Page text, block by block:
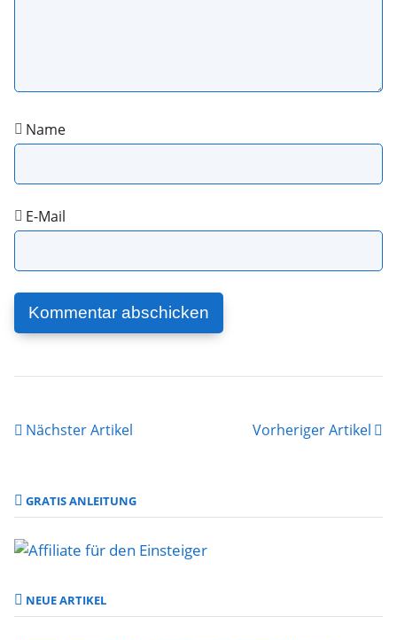
Name
E-Mail
Nächster Artikel Vorheriger Artikel
GRATIS ANLEITUNG
NEUE ARTIKEL